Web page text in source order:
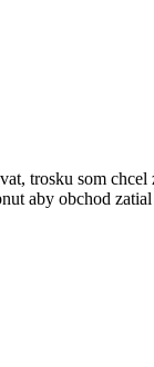
trosku som
aby obchod